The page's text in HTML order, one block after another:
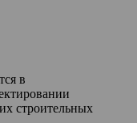
в
строительных